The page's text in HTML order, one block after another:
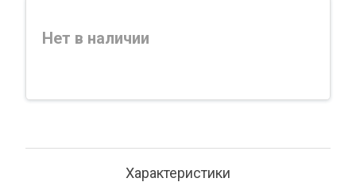
Нет в наличии
Характеристики